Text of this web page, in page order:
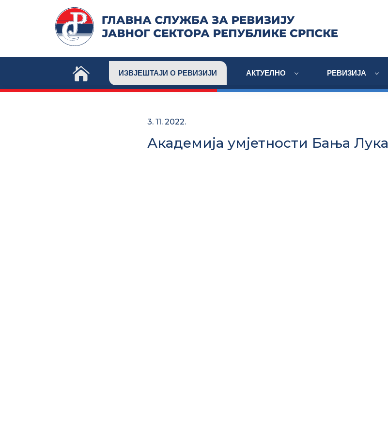
ИЗВЈЕШТАЈИ О РЕВИЗИЈИ АКТУЕЛНО РЕВИЗИЈА
3. 11. 2022.
Академија умјетности Бања Лука